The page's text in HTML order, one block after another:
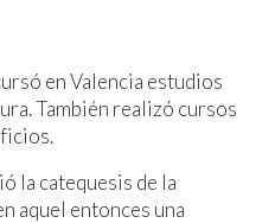
en Valencia estudios
También realizó cursos
la catequesis de la
aquel entonces una